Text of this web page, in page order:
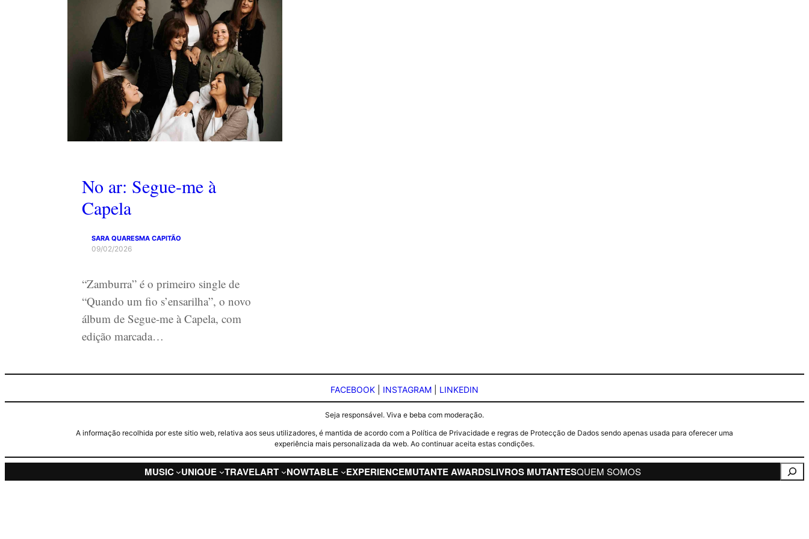
No ar: Segue-me à
Capela
SARA QUARESMA CAPITÃO
09/02/2026
“Zamburra” é o primeiro single de
“Quando um fio s’ensarilha”, o novo
álbum de Segue-me à Capela, com
edição marcada…
FACEBOOK INSTAGRAM LINKEDIN
Seja responsável. Viva e beba com moderação.
A informação recolhida por este sitio web, relativa aos seus utilizadores, é mantida de acordo com a Política de Privacidade e regras de Protecção de Dados sendo apenas usada para oferecer uma
experiência mais personalizada da web. Ao continuar aceita estas condições.
MUSIC UNIQUE TRAVELART NOWTABLE EXPERIENCEMUTANTE AWARDSLIVROS MUTANTESQUEM SOMOS